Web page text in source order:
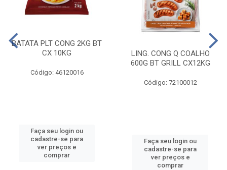
BATATA PLT CONG 2KG BT
CX 10KG
Código: 46120016
Faça seu login ou
cadastre-se para
ver preços e
comprar
LING. CONG Q COALHO
600G BT GRILL CX12KG
Código: 72100012
Faça seu login ou
cadastre-se para
ver preços e
comprar